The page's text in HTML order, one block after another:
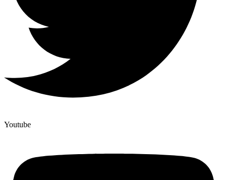
Youtube